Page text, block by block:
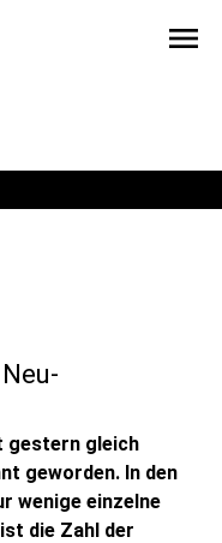
menu
gestern gleich
geworden. In den
wenige einzelne
die Zahl der